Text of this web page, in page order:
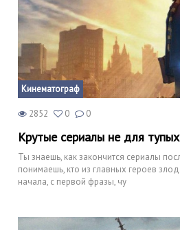
Кинематограф
2852 0 0
Крутые сериалы не для тупых
Ты знаешь, как закончится сериалы
понимаешь, кто из главных героев
начала, с первой фразы, чу